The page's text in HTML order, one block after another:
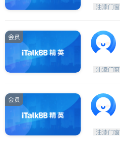
油漆门窗
会员
油漆门窗
会员
油漆门窗